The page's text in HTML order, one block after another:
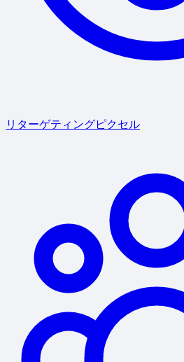
リターゲティングピクセル